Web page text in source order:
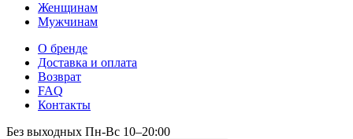
Женщинам
Мужчинам
О бренде
Доставка и оплата
Возврат
FAQ
Контакты
Без выходных Пн-Вс 10–20:00